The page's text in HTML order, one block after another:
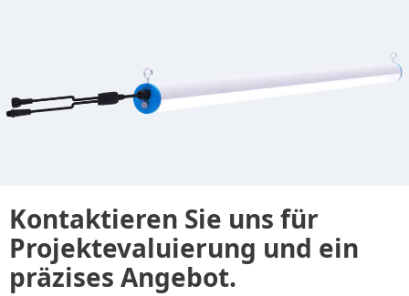
Kontaktieren Sie uns für
Projektevaluierung und ein
präzises Angebot.